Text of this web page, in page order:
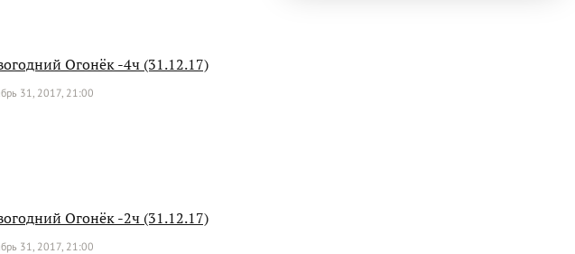
Огонёк -4ч (31.12.17)
31, 2017, 21:00
Огонёк -2ч (31.12.17)
31, 2017, 21:00